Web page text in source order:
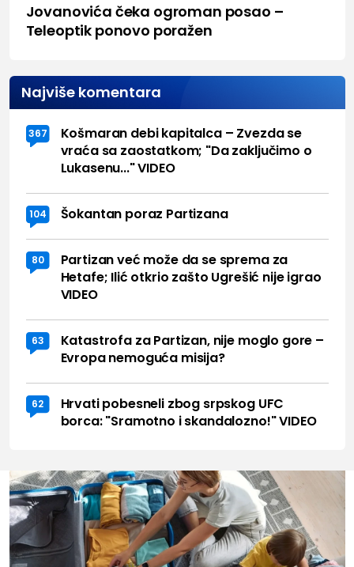
Jovanovića čeka ogroman posao –
Teleoptik ponovo poražen
Najviše komentara
367
Košmaran debi kapitalca – Zvezda se
vraća sa zaostatkom; "Da zaključimo o
Lukasenu..." VIDEO
104 Šokantan poraz Partizana
80
Partizan već može da se sprema za
Hetafe; Ilić otkrio zašto Ugrešić nije igrao
VIDEO
63
Katastrofa za Partizan, nije moglo gore –
Evropa nemoguća misija?
62
Hrvati pobesneli zbog srpskog UFC
borca: "Sramotno i skandalozno!" VIDEO